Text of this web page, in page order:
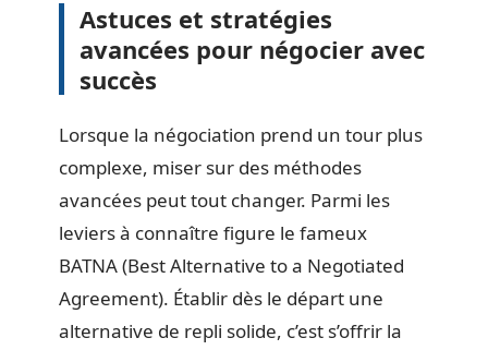
Astuces et stratégies
avancées pour négocier avec
succès
Lorsque la négociation prend un tour plus
complexe, miser sur des méthodes
avancées peut tout changer. Parmi les
leviers à connaître figure le fameux
BATNA (Best Alternative to a Negotiated
Agreement). Établir dès le départ une
alternative de repli solide, c’est s’offrir la